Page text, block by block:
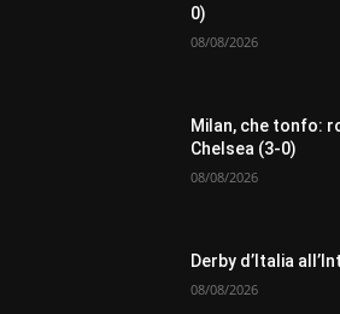
0)
08/08/2026
Milan, che tonfo:
Chelsea (3-0)
08/08/2026
Derby d’Italia
08/08/2026